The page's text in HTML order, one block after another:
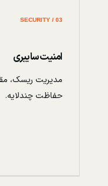
03 / SECURITY
امنیت سایبری
مدیریت ریسک،
حفاظت چندلایه.